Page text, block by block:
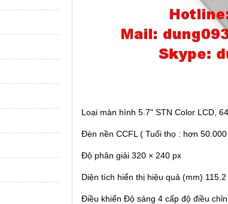
Loại màn hình 5.7" STN Color LCD,
Đèn nền CCFL ( Tuổi thọ : hơn
Độ phân giải 320 × 240 px
Diện tích hiển thị hiệu quả (mm)
Điều khiển Độ sáng 4 cấp độ điều